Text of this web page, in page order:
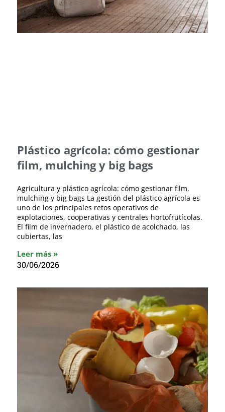
Plástico agrícola: cómo gestionar
film, mulching y big bags
Agricultura y plástico agrícola: cómo gestionar film,
mulching y big bags La gestión del plástico agrícola es
uno de los principales retos operativos de
explotaciones, cooperativas y centrales hortofrutícolas.
El film de invernadero, el plástico de acolchado, las
cubiertas, las
Leer más »
30/06/2026